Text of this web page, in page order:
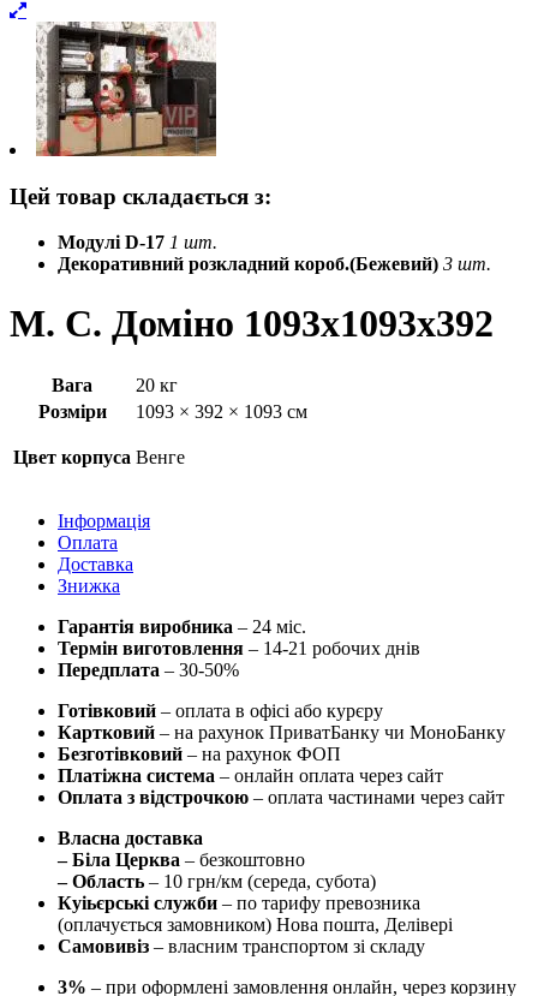
Цей товар складається з:
Модулі D-17 1 шт.
Декоративний розкладний короб.(Бежевий) 3 шт.
М. С. Доміно 1093x1093x392
Вага
20 кг
Розміри
1093 × 392 × 1093 см
Цвет корпуса Венге
Інформація
Оплата
Доставка
Знижка
Гарантія виробника – 24 міс.
Термін виготовлення – 14-21 робочих днів
Передплата – 30-50%
Готівковий – оплата в офісі або курєру
Картковий – на рахунок ПриватБанку чи МоноБанку
Безготівковий – на рахунок ФОП
Платіжна система – онлайн оплата через сайт
Оплата з відстрочкою – оплата частинами через сайт
Власна доставка
– Біла Церква – безкоштовно
– Область – 10 грн/км (середа, субота)
Куіьєрські служби – по тарифу превозника
(оплачується замовником) Нова пошта, Делівері
Самовивіз – власним транспортом зі складу
3% – при оформлені замовлення онлайн, через корзину